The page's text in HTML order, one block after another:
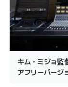
キム・ミジョ監
アフリーバージ